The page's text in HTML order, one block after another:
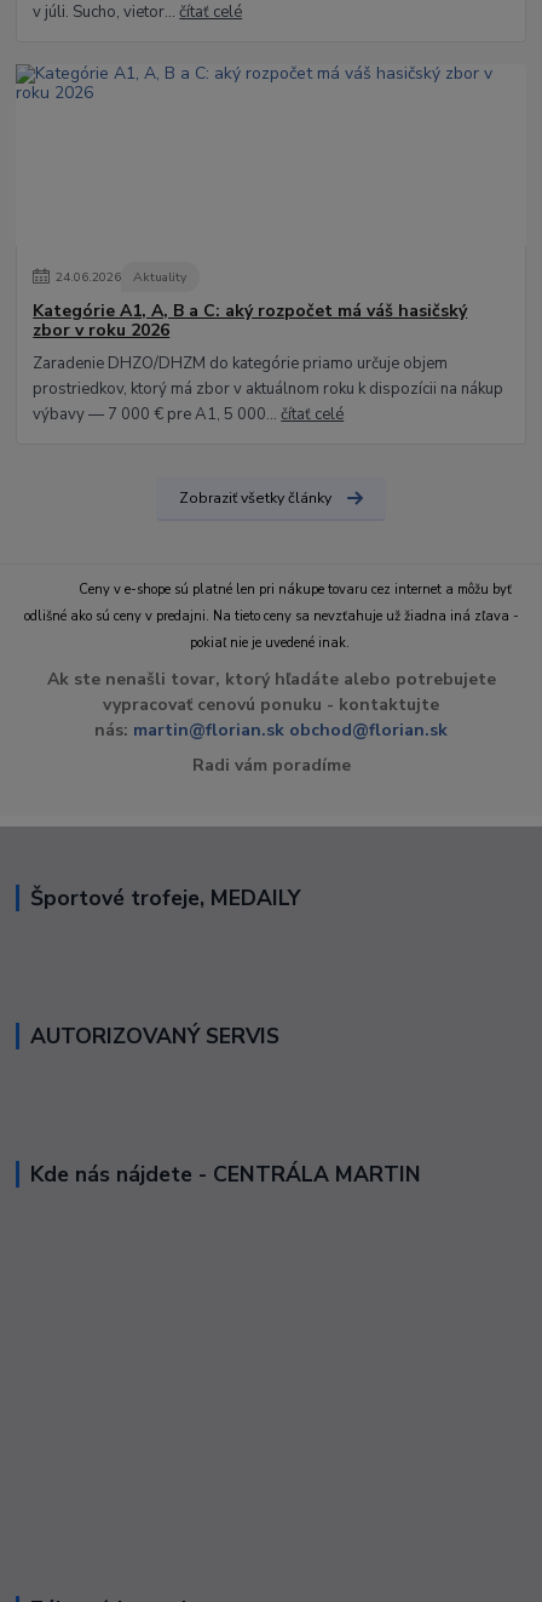
v júli. Sucho, vietor...čítať celé
24.06.2026 Aktuality
Kategórie A1, A, B a C: aký rozpočet má váš hasičský
zbor v roku 2026
Zaradenie DHZO/DHZM do kategórie priamo určuje objem
prostriedkov, ktorý má zbor v aktuálnom roku k dispozícii na nákup
výbavy — 7 000 € pre A1, 5 000...čítať celé
Zobraziť všetky články
Ceny v e-shope sú platné len pri nákupe tovaru cez internet a môžu byť
odlišné ako sú ceny v predajni. Na tieto ceny sa nevzťahuje už žiadna iná zľava -
pokiaľ nie je uvedené inak.
Ak ste nenašli tovar, ktorý hľadáte alebo potrebujete
vypracovať cenovú ponuku - kontaktujte
nás: martin@florian.sk obchod@florian.sk
Radi vám poradíme
Športové trofeje, MEDAILY
AUTORIZOVANÝ SERVIS
Kde nás nájdete - CENTRÁLA MARTIN